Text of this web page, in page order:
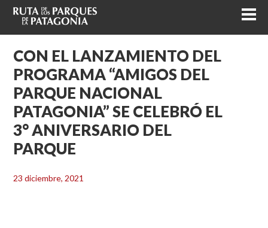
CON EL LANZAMIENTO DEL
PROGRAMA “AMIGOS DEL
PARQUE NACIONAL
PATAGONIA” SE CELEBRÓ EL
3° ANIVERSARIO DEL
PARQUE
23 diciembre, 2021